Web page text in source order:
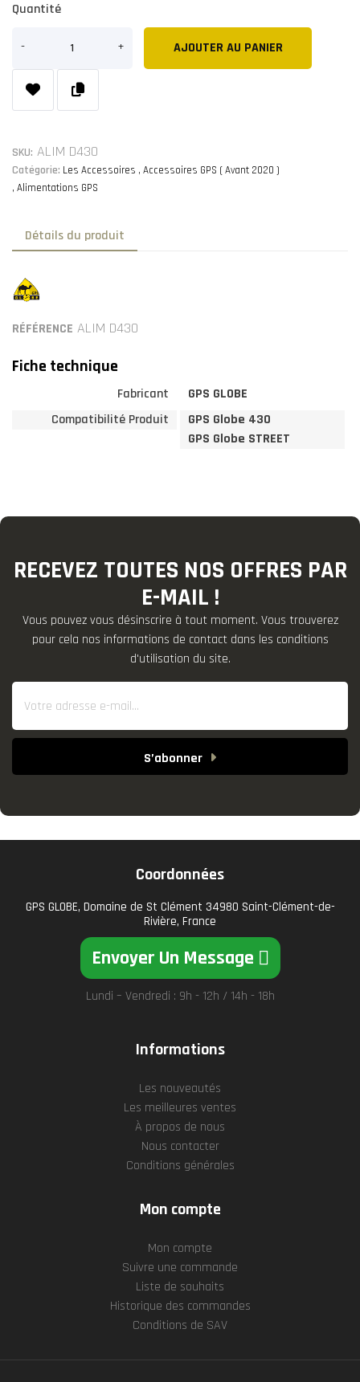
Quantité
AJOUTER AU PANIER
SKU: ALIM D430
Catégorie: Les Accessoires
Accessoires GPS ( Avant 2020 )
Alimentations GPS
Détails du produit
RÉFÉRENCE ALIM D430
Fiche technique
Fabricant
GPS GLOBE
Compatibilité Produit
GPS Globe 430
GPS Globe STREET
RECEVEZ TOUTES NOS OFFRES PAR
E-MAIL !
Vous pouvez vous désinscrire à tout moment. Vous trouverez
pour cela nos informations de contact dans les conditions
d'utilisation du site.
S’abonner
Coordonnées
GPS GLOBE, Domaine de St Clément 34980 Saint-Clément-de-
Rivière, France
Envoyer Un Message
Lundi – Vendredi : 9h - 12h / 14h - 18h
Informations
Les nouveautés
Les meilleures ventes
À propos de nous
Nous contacter
Conditions générales
Mon compte
Mon compte
Suivre une commande
Liste de souhaits
Historique des commandes
Conditions de SAV